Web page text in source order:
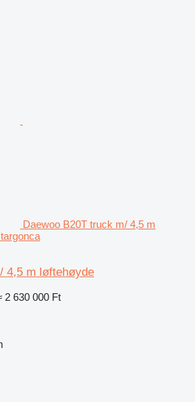
Daewoo B20T truck m/ 4,5 m
4,5 m løftehøyde
2 630 000 Ft